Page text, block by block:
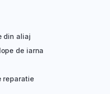
din aliaj
de iarna
reparatie